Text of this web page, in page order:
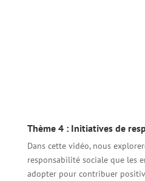
Thème 4 : Initiatives de
Dans cette vidéo, nous
responsabilité sociale que les
adopter pour contribuer